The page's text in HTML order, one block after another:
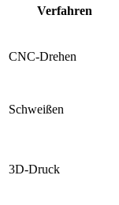
Verfahren
CNC-Drehen
Schweißen
3D-Druck